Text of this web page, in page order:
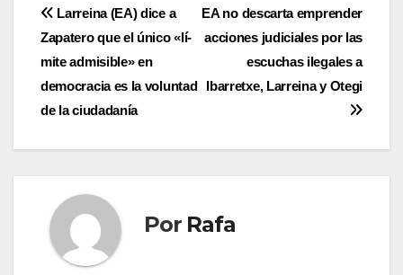
Navegación
de
entradas
EA no descarta emprender
acciones judiciales por las
escuchas ilegales a
Ibarretxe, Larreina y Otegi
Larreina (EA) dice a
Zapatero que el único «lí­
mite admisible» en
democracia es la voluntad
de la ciudadaní­a
Por Rafa